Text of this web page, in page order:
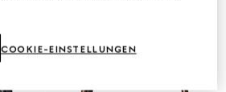
COOKIE-EINSTELLUNGEN